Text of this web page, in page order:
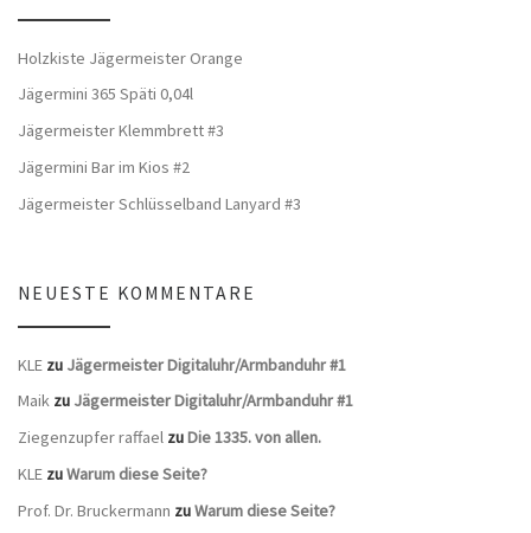
Holzkiste Jägermeister Orange
Jägermini 365 Späti 0,04l
Jägermeister Klemmbrett #3
Jägermini Bar im Kios #2
Jägermeister Schlüsselband Lanyard #3
NEUESTE KOMMENTARE
KLE zu Jägermeister Digitaluhr/Armbanduhr #1
Maik zu Jägermeister Digitaluhr/Armbanduhr #1
Ziegenzupfer raffael zuDie 1335. von allen.
KLE zuWarum diese Seite?
Prof. Dr. Bruckermann zuWarum diese Seite?